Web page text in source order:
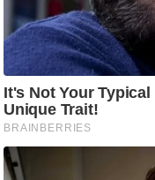
O
u
r
T
e
a
m